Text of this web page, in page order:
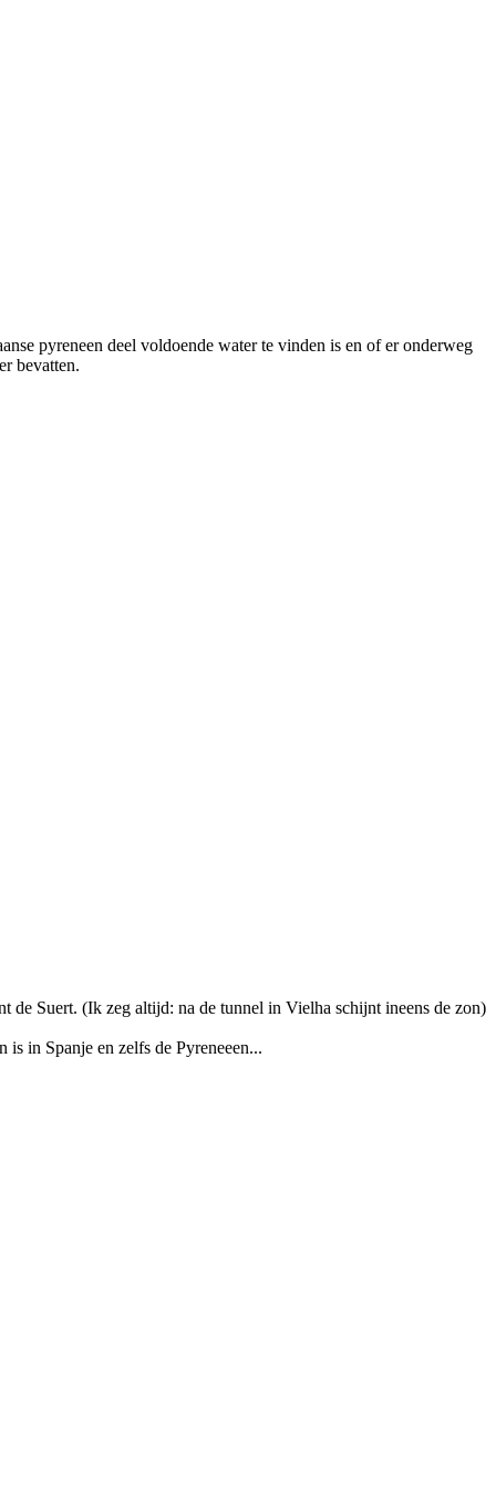
pyreneen deel voldoende water te vinden is en of er onderweg
bevatten.
de Suert. (Ik zeg altijd: na de tunnel in Vielha schijnt ineens de zon)
in Spanje en zelfs de Pyreneeen...